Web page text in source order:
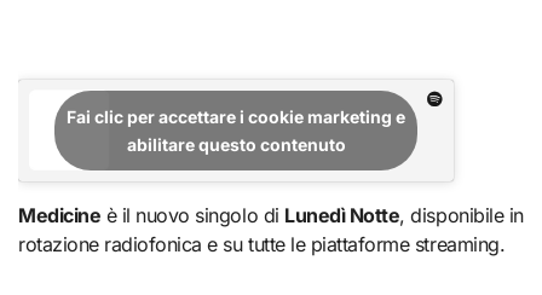
Fai clic per accettare i cookie marketing e
abilitare questo contenuto
Medicine è il nuovo singolo di Lunedì Notte, disponibile in
rotazione radiofonica e su tutte le piattaforme streaming.